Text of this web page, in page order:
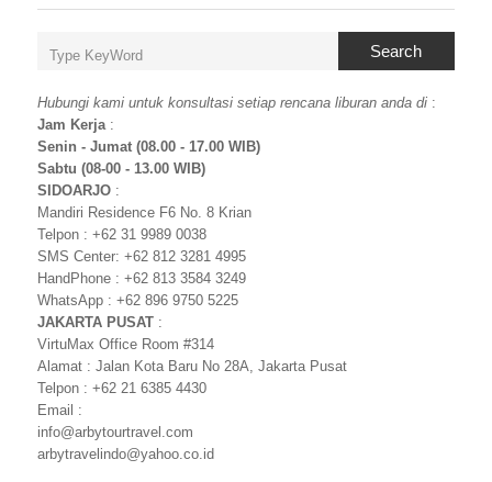
Search
Hubungi kami untuk konsultasi setiap rencana liburan anda di :
Jam Kerja:
Senin - Jumat (08.00 - 17.00 WIB)
Sabtu (08-00 - 13.00 WIB)
SIDOARJO :
Mandiri Residence F6 No. 8 Krian
Telpon : +62 31 9989 0038
SMS Center: +62 812 3281 4995
HandPhone : +62 813 3584 3249
WhatsApp : +62 896 9750 5225
JAKARTA PUSAT :
VirtuMax Office Room #314
Alamat : Jalan Kota Baru No 28A, Jakarta Pusat
Telpon : +62 21 6385 4430
Email :
info@arbytourtravel.com
arbytravelindo@yahoo.co.id